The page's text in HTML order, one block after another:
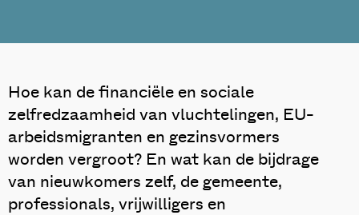
Hoe kan de financiële en sociale
zelfredzaamheid van vluchtelingen, EU-
arbeidsmigranten en gezinsvormers
worden vergroot? En wat kan de bijdrage
van nieuwkomers zelf, de gemeente,
professionals, vrijwilligers en